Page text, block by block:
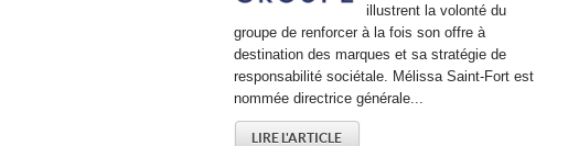
illustrent la volonté du
groupe de renforcer à la fois son offre à
destination des marques et sa stratégie de
responsabilité sociétale. Mélissa Saint-Fort est
nommée directrice générale...
LIRE L'ARTICLE